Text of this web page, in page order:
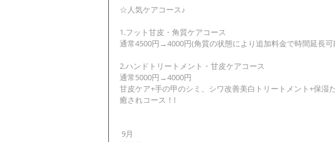
☆人気ケアコース♪
1.フット甘皮・角質ケアコース
通常4500円→4000円(角質の状態により追加料金で時間延長
2.ハンドトリートメント・甘皮ケアコース
通常5000円→4000円
甘皮ケア+手の甲のシミ、シワ改善美白トリートメント+保湿
癒されコース！!
9月